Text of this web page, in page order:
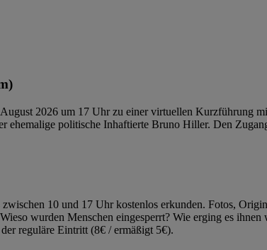
2026 um 17 Uhr zu einer virtuellen Kurzführung
ehemalige politische Inhaftierte Bruno Hiller. Den
10 und 17 Uhr kostenlos erkunden. Fotos,
wurden Menschen eingesperrt? Wie erging es
reguläre Eintritt (8€ / ermäßigt 5€).